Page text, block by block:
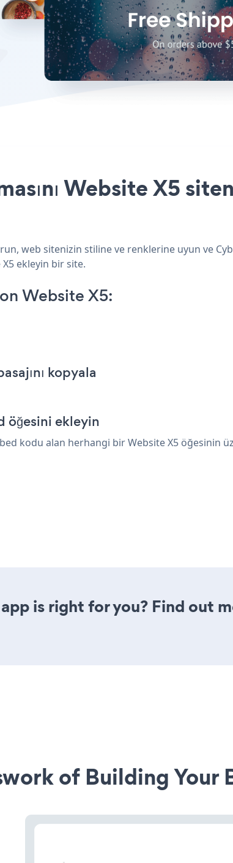
Website X5
web sitenizin stiline ve renklerine uyun ve
ekleyin bir site.
Website X5:
kopyala
öğesini ekleyin
alan herhangi bir Website X5 öğesinin
is right for you? Find out
of Building Your